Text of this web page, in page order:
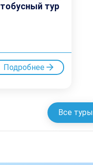
тур
Подробнее
Все туры